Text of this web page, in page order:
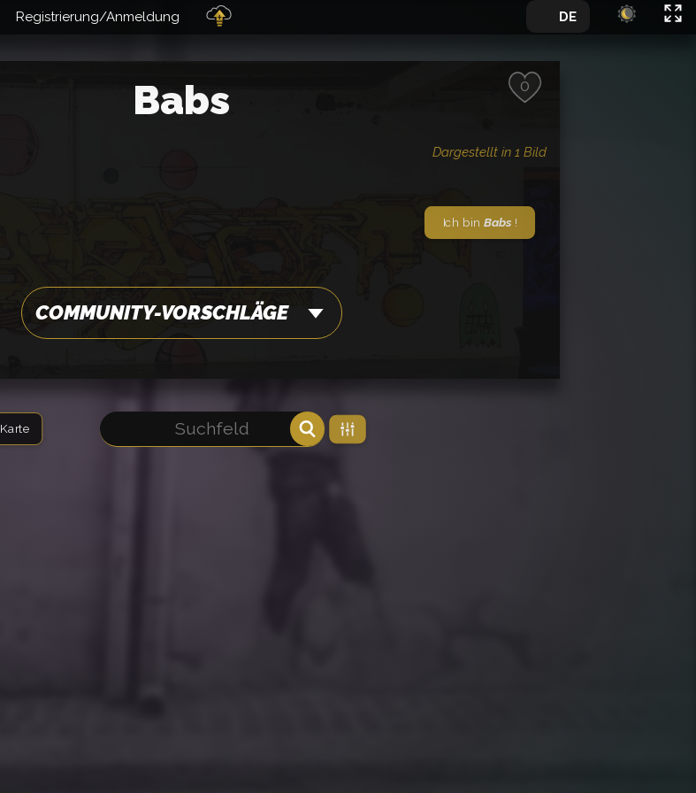
Registrierung/Anmeldung + DE
0
Babs
Dargestellt in 1 Bild
Ich bin Babs!
COMMUNITY-VORSCHLÄGE
Karte